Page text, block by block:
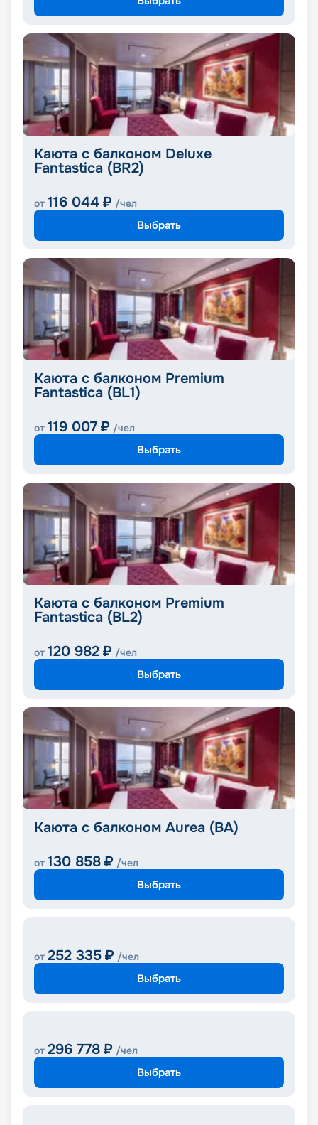
Каюта с балконом Deluxe
Fantastica (BR2)
от 116 044 ₽ /чел
Выбрать
Каюта с балконом Premium
Fantastica (BL1)
от 119 007 ₽ /чел
Выбрать
Каюта с балконом Premium
Fantastica (BL2)
от 120 982 ₽ /чел
Выбрать
Каюта с балконом Aurea (BA)
от 130 858 ₽ /чел
Выбрать
от 252 335 ₽ /чел
Выбрать
от 296 778 ₽ /чел
Выбрать